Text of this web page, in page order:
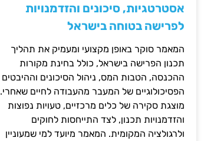
אסטרטגיות, סיכונים והזדמנויות
לפרישה בטוחה בישראל
המאמר סוקר באופן מקצועי ומעמיק את תהליך
תכנון הפרישה בישראל, כולל בחינת מקורות
ההכנסה, הטבות המס, ניהול הסיכונים וההיבטים
הפסיכולוגיים של המעבר מהעבודה לחיים שאחרי.
מוצגת סקירה של כלים מרכזיים, טעויות נפוצות
והזדמנויות תכנון, לצד התייחסות לחוקים
ולרגולציה המקומית. המאמר מיועד למי שמעוניין